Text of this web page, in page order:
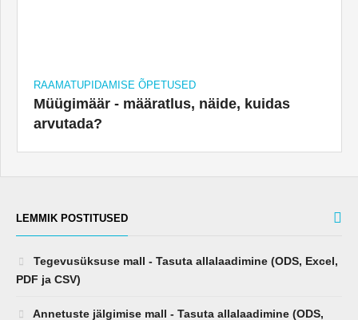
RAAMATUPIDAMISE ÕPETUSED
Müügimäär - määratlus, näide, kuidas
arvutada?
LEMMIK POSTITUSED
Tegevusüksuse mall - Tasuta allalaadimine (ODS, Excel,
PDF ja CSV)
Annetuste jälgimise mall - Tasuta allalaadimine (ODS,